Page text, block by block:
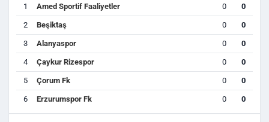
1 Amed Sportif Faaliyetler 0 0
2 Beşiktaş 0 0
3 Alanyaspor 0 0
4 Çaykur Rizespor 0 0
5 Çorum Fk 0 0
6 Erzurumspor Fk 0 0